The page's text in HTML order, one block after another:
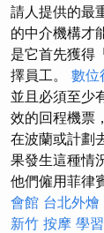
請人提供的最
的中介機構才
是它首先獲得
擇員工。 數位
並且必須至少
效的回程機票
在波蘭或計劃
果發生這種情
他們僱用菲律
會館 台北外燴
新竹 按摩 學